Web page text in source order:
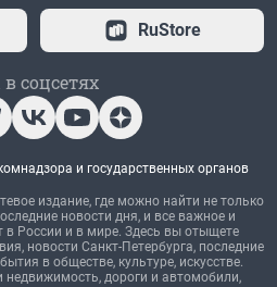
RuStore
соцсетях
и государственных органов
издание, где можно найти не только
новости дня, и все важное и
в России и в мире. Здесь вы отыщете
новости Санкт-Петербурга, последние
в обществе, культуре, искусстве.
недвижимость, дороги и автомобили,